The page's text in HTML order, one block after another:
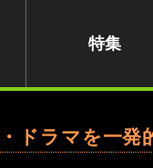
特集
ドラマを一発